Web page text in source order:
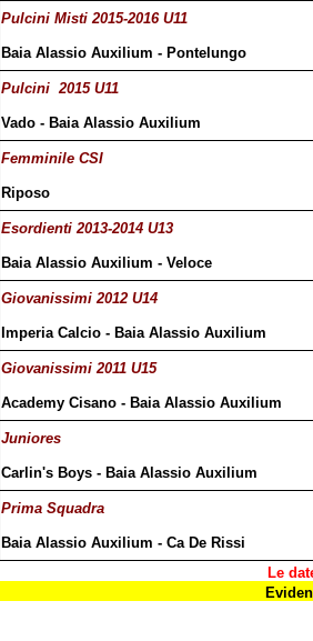
Pulcini Misti 2015-2016 U11
Baia Alassio Auxilium - Pontelungo
Pulcini 2015 U11
Vado - Baia Alassio Auxilium
Femminile CSI
Riposo
Esordienti 2013-2014 U13
Baia Alassio Auxilium - Veloce
Giovanissimi 2012 U14
Imperia Calcio - Baia Alassio Auxilium
Giovanissimi 2011 U15
Academy Cisano - Baia Alassio Auxilium
Juniores
Carlin's Boys - Baia Alassio Auxilium
Prima Squadra
Baia Alassio Auxilium - Ca De Rissi
Le